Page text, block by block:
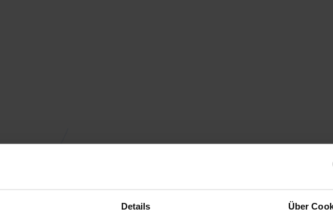
Details Über